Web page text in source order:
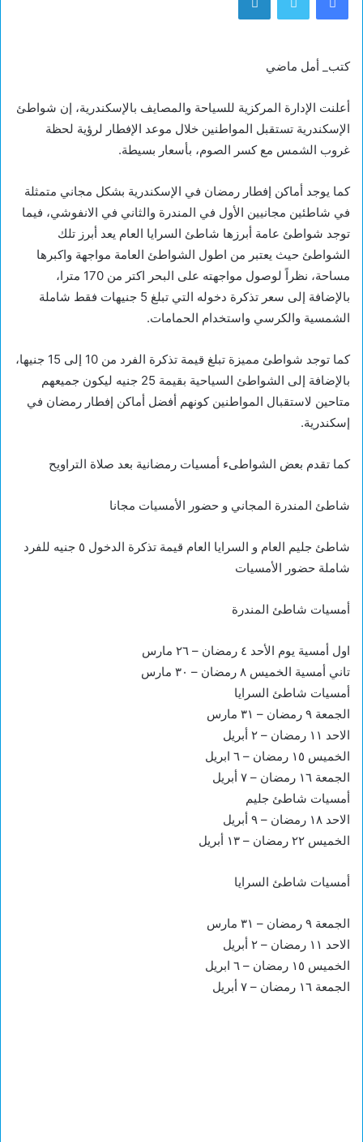
كتب_ أمل ماضي
أعلنت الإدارة المركزية للسياحة والمصايف بالإسكندرية، إن شواطئ
الإسكندرية تستقبل المواطنين خلال موعد الإفطار لرؤية لحظة
غروب الشمس مع كسر الصوم، بأسعار بسيطة.
كما يوجد أماكن إفطار رمضان في الإسكندرية بشكل مجاني متمثلة
في شاطئين مجانيين الأول في المندرة والثاني في الانفوشي، فيما
توجد شواطئ عامة أبرزها شاطئ السرايا العام يعد أبرز تلك
الشواطئ حيث يعتبر من اطول الشواطئ العامة مواجهة واكبرها
مساحة، نظراً لوصول مواجهته على البحر اكتر من 170 مترا،
بالإضافة إلى سعر تذكرة دخوله التي تبلغ 5 جنيهات فقط شاملة
الشمسية والكرسي واستخدام الحمامات.
كما توجد شواطئ مميزة تبلغ قيمة تذكرة الفرد من 10 إلى 15 جنيها،
بالإضافة إلى الشواطئ السياحية بقيمة 25 جنيه ليكون جميعهم
متاحين لاستقبال المواطنين كونهم أفضل أماكن إفطار رمضان في
إسكندرية.
كما تقدم بعض الشواطىء أمسيات رمضانية بعد صلاة التراويح
شاطئ المندرة المجاني و حضور الأمسيات مجانا
شاطئ جليم العام و السرايا العام قيمة تذكرة الدخول ٥ جنيه للفرد
شاملة حضور الأمسيات
أمسيات شاطئ المندرة
اول أمسية يوم الأحد ٤ رمضان – ٢٦ مارس
تاني أمسية الخميس ٨ رمضان – ٣٠ مارس
أمسيات شاطئ السرايا
الجمعة ٩ رمضان – ٣١ مارس
الاحد ١١ رمضان – ٢ أبريل
الخميس ١٥ رمضان – ٦ ابريل
الجمعة ١٦ رمضان – ٧ أبريل
أمسيات شاطئ جليم
الاحد ١٨ رمضان – ٩ أبريل
الخميس ٢٢ رمضان – ١٣ أبريل
أمسيات شاطئ السرايا
الجمعة ٩ رمضان – ٣١ مارس
الاحد ١١ رمضان – ٢ أبريل
الخميس ١٥ رمضان – ٦ ابريل
الجمعة ١٦ رمضان – ٧ أبريل